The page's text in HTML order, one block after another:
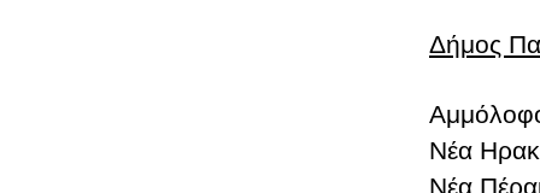
Δήμος
Νέα
Νέα